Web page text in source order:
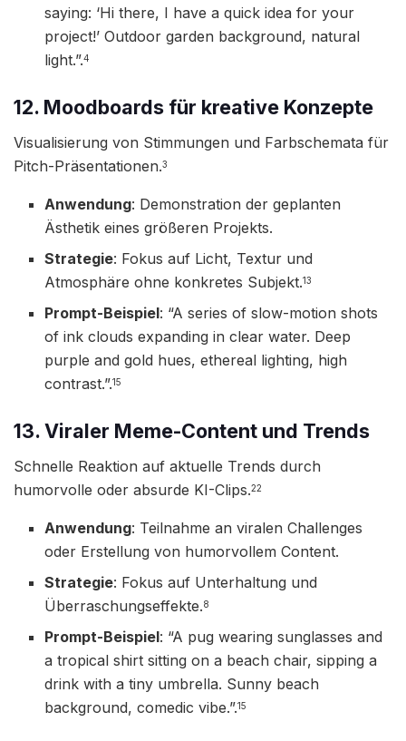
saying: ‘Hi there, I have a quick idea for your
project!’ Outdoor garden background, natural
light.”.4
12. Moodboards für kreative Konzepte
Visualisierung von Stimmungen und Farbschemata für
Pitch-Präsentationen.3
Anwendung: Demonstration der geplanten
Ästhetik eines größeren Projekts.
Strategie: Fokus auf Licht, Textur und
Atmosphäre ohne konkretes Subjekt.13
Prompt-Beispiel: “A series of slow-motion shots
of ink clouds expanding in clear water. Deep
purple and gold hues, ethereal lighting, high
contrast.”.15
13. Viraler Meme-Content und Trends
Schnelle Reaktion auf aktuelle Trends durch
humorvolle oder absurde KI-Clips.22
Anwendung: Teilnahme an viralen Challenges
oder Erstellung von humorvollem Content.
Strategie: Fokus auf Unterhaltung und
Überraschungseffekte.8
Prompt-Beispiel: “A pug wearing sunglasses and
a tropical shirt sitting on a beach chair, sipping a
drink with a tiny umbrella. Sunny beach
background, comedic vibe.”.15